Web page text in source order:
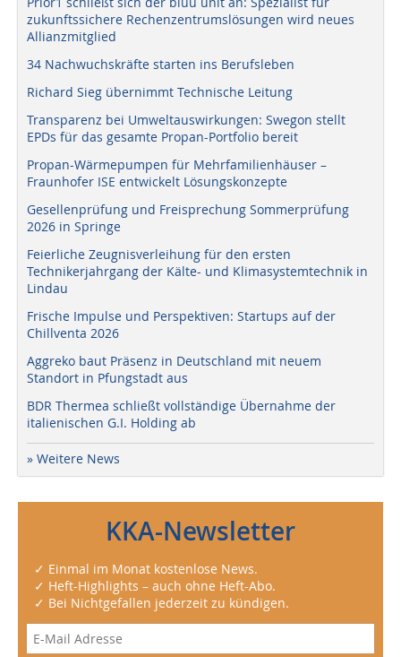
zukunftssichere Rechenzentrumslösungen wird neues
Allianzmitglied
34 Nachwuchskräfte starten ins Berufsleben
Richard Sieg übernimmt Technische Leitung
Transparenz bei Umweltauswirkungen: Swegon stellt
EPDs für das gesamte Propan-Portfolio bereit
Propan-Wärmepumpen für Mehrfamilienhäuser –
Fraunhofer ISE entwickelt Lösungskonzepte
Gesellenprüfung und Freisprechung Sommerprüfung
2026 in Springe
Feierliche Zeugnisverleihung für den ersten
Technikerjahrgang der Kälte- und Klimasystemtechnik in
Lindau
Frische Impulse und Perspektiven: Startups auf der
Chillventa 2026
Aggreko baut Präsenz in Deutschland mit neuem
Standort in Pfungstadt aus
BDR Thermea schließt vollständige Übernahme der
italienischen G.I. Holding ab
» Weitere News
KKA-Newsletter
✓ Einmal im Monat kostenlose News.
✓ Heft-Highlights – auch ohne Heft-Abo.
✓ Bei Nichtgefallen jederzeit zu kündigen.